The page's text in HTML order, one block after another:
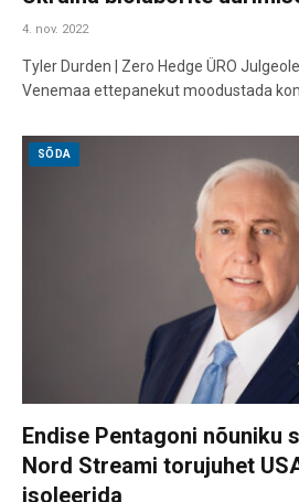
4. nov. 2022
Tyler Durden | Zero Hedge ÜRO
Venemaa ettepanekut moodustada
SÕDA
Endise Pentagoni nõuniku
Nord Streami torujuhet
isoleerida